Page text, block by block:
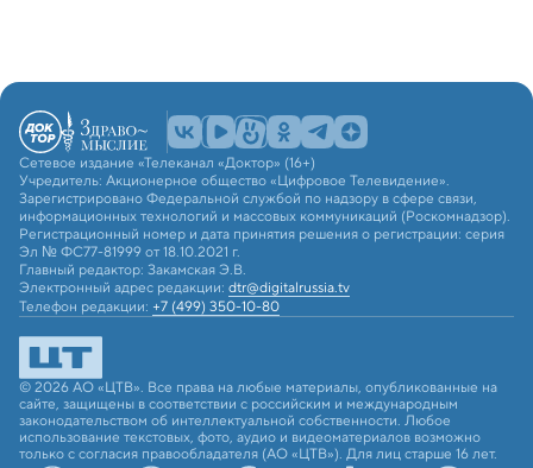
Сетевое издание «Телеканал «Доктор» (16+)
Учредитель: Акционерное общество «Цифровое Телевидение».
Зарегистрировано Федеральной службой по надзору в сфере связи,
информационных технологий и массовых коммуникаций (Роскомнадзор).
Регистрационный номер и дата принятия решения о регистрации: серия
Эл № ФС77-81999 от 18.10.2021 г.
Главный редактор: Закамская Э.В.
Электронный адрес редакции: dtr@digitalrussia.tv
Телефон редакции: +7 (499) 350-10-80
© 2026 АО «ЦТВ». Все права на любые материалы, опубликованные на
сайте, защищены в соответствии с российским и международным
законодательством об интеллектуальной собственности. Любое
использование текстовых, фото, аудио и видеоматериалов возможно
только с согласия правообладателя (АО «ЦТВ»). Для лиц старше 16 лет.